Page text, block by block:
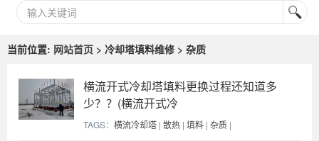
当前位置: 网站首页 > 冷却塔填料维修 > 杂质
横流开式冷却塔填料更换过程还知道多
少？？(横流开式冷
TAGS： 横流冷却塔 | 散热 | 填料 | 杂质 |